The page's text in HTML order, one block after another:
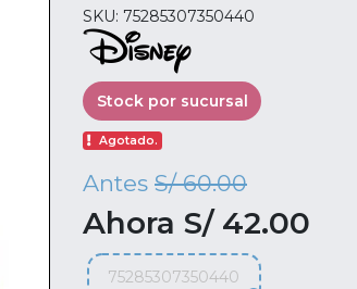
SKU: 75285307350440
Stock por sucursal
Agotado.
Antes S/ 60.00
Ahora S/ 42.00
75285307350440